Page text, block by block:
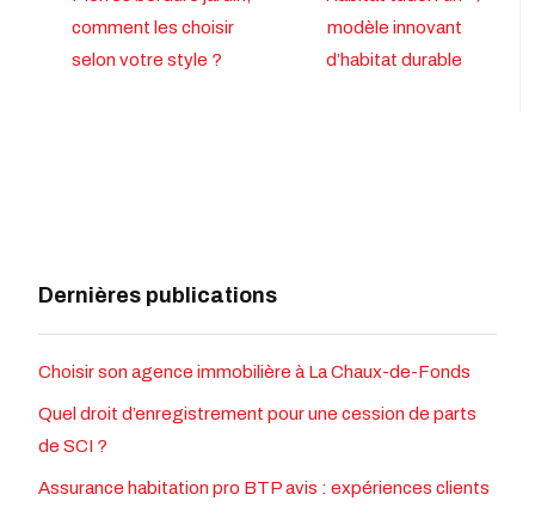
comment les choisir
selon votre style ?
modèle innovant
d’habitat durable
Dernières publications
Choisir son agence immobilière à La Chaux-de-Fonds
Quel droit d’enregistrement pour une cession de parts
de SCI ?
Assurance habitation pro BTP avis : expériences clients